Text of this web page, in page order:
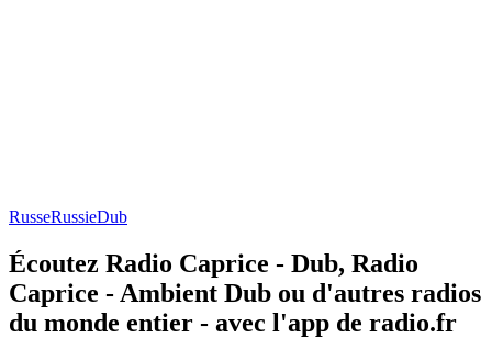
RusseRussieDub
Écoutez Radio Caprice - Dub, Radio
Caprice - Ambient Dub ou d'autres radios
du monde entier - avec l'app de radio.fr